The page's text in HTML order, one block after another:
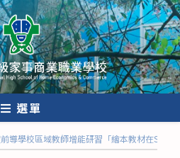
選單
導學校區域教師增能研習「繪本教材在SDGs